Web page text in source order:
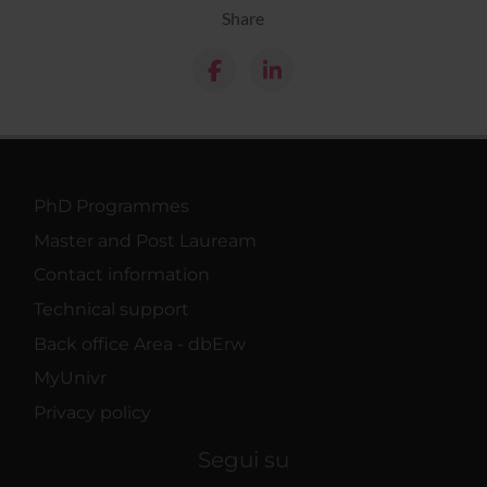
Share
PhD Programmes
Master and Post Lauream
Contact information
Technical support
Back office Area - dbErw
MyUnivr
Privacy policy
Segui su